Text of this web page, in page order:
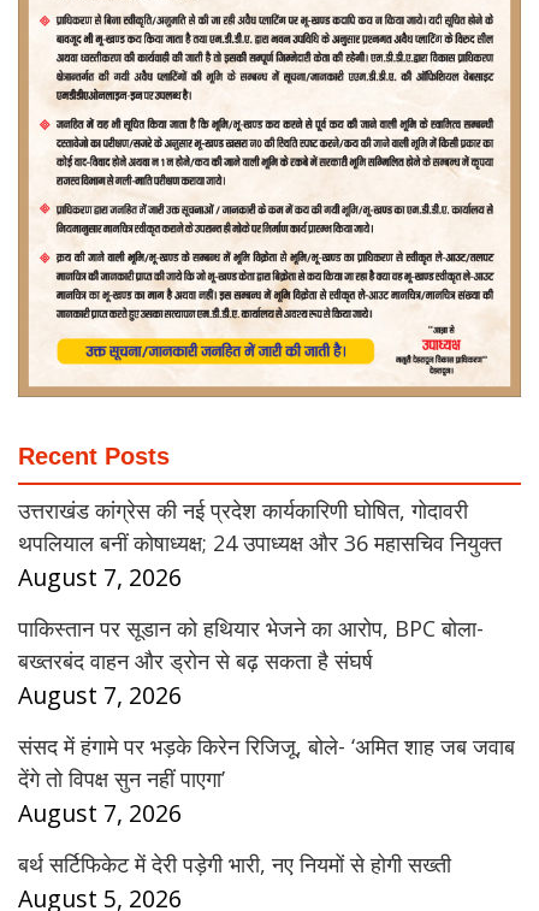
Recent Posts
उत्तराखंड कांग्रेस की नई प्रदेश कार्यकारिणी घोषित, गोदावरी
थपलियाल बनीं कोषाध्यक्ष; 24 उपाध्यक्ष और 36 महासचिव नियुक्त
August 7, 2026
पाकिस्तान पर सूडान को हथियार भेजने का आरोप, BPC बोला-
बख्तरबंद वाहन और ड्रोन से बढ़ सकता है संघर्ष
August 7, 2026
संसद में हंगामे पर भड़के किरेन रिजिजू, बोले- ‘अमित शाह जब जवाब
देंगे तो विपक्ष सुन नहीं पाएगा’
August 7, 2026
बर्थ सर्टिफिकेट में देरी पड़ेगी भारी, नए नियमों से होगी सख्ती
August 5, 2026